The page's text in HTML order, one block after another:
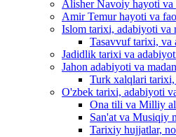
Alisher Navoiy hayoti va
Amir Temur hayoti va
Islom tarixi, adabiyoti va
Tasavvuf tarixi, va
Jadidlik tarixi va
Jahon adabiyoti va
Turk xalqlari
O'zbek tarixi, adabiyoti
Ona tili va Milliy
San'at va Musiqiy
Tarixiy hujjatlar,